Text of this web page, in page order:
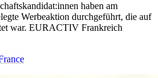
haben am
Werbeaktion durchgeführt, die auf
war. EURACTIV Frankreich